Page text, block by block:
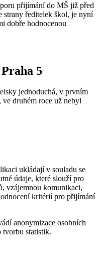
přijímání do MŠ již před
strany ředitelek škol, je nyní
dobře hodnocenou
5
jednoduchá, v prvním
druhém roce už nebyl
ukládají v souladu se
údaje, které slouží pro
vzájemnou komunikaci,
kritérií pro přijímání
anonymizace osobních
tvorbu statistik.